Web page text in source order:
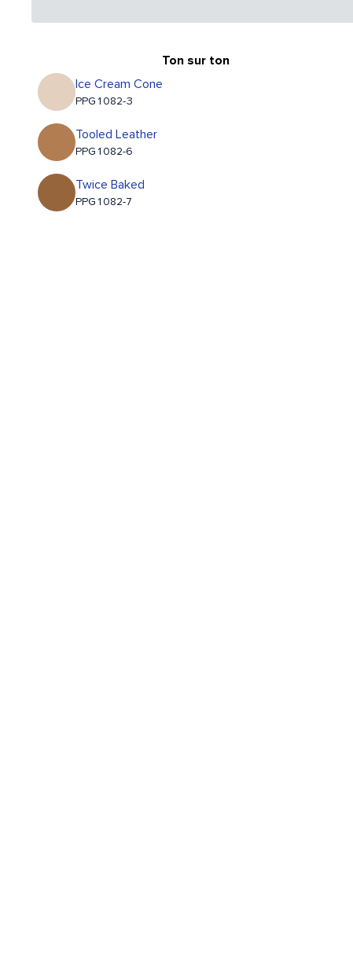
Ton sur ton
Ice Cream Cone
PPG1082-3
Tooled Leather
PPG1082-6
Twice Baked
PPG1082-7